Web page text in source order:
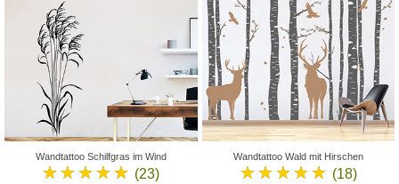
Wandtattoo Schilfgras im Wind
★★★★★ (23)
Wandtattoo Wald mit Hirschen
★★★★★ (18)